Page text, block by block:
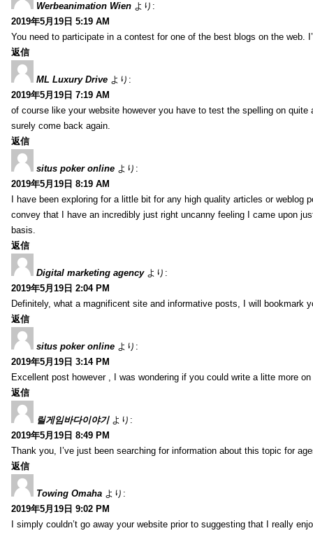
Werbeanimation Wien より:
2019年5月19日 5:19 AM
You need to participate in a contest for one of the best blogs on the web.
返信
ML Luxury Drive より:
2019年5月19日 7:19 AM
of course like your website however you have to test the spelling on
surely come back again.
返信
situs poker online より:
2019年5月19日 8:19 AM
I have been exploring for a little bit for any high quality articles or
convey that I have an incredibly just right uncanny feeling I came upon
basis.
返信
Digital marketing agency より:
2019年5月19日 2:04 PM
Definitely, what a magnificent site and informative posts, I will bookmark
返信
situs poker online より:
2019年5月19日 3:14 PM
Excellent post however , I was wondering if you could write a litte more
返信
릴게임바다이야기 より:
2019年5月19日 8:49 PM
Thank you, I’ve just been searching for information about this topic for
返信
Towing Omaha より:
2019年5月19日 9:02 PM
I simply couldn’t go away your website prior to suggesting that I really